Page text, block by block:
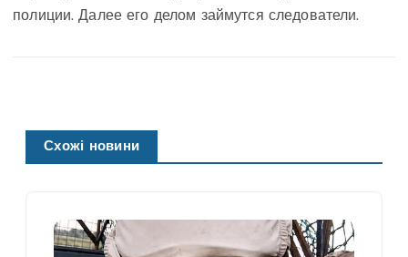
полиции. Далее его делом займутся следователи.
Схожі новини